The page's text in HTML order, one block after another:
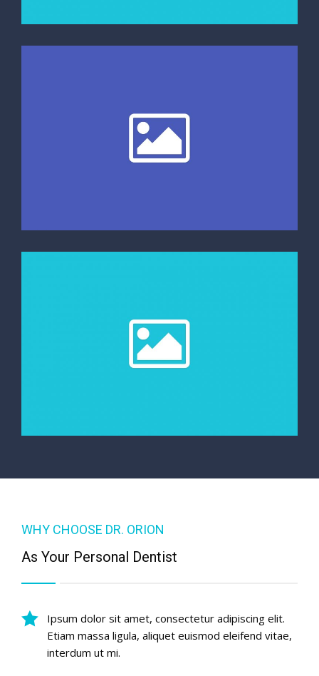
WHY CHOOSE DR. ORION
As Your Personal Dentist
Ipsum dolor sit amet, consectetur adipiscing elit.
Etiam massa ligula, aliquet euismod eleifend vitae,
interdum ut mi.